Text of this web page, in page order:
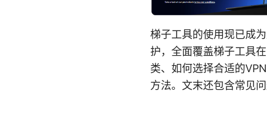
梯子工具的使用现已成
护，全面覆盖梯子工具
类、如何选择合适的
方法。文末还包含常见